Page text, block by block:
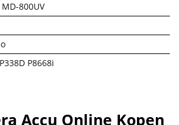
800UV
P8668i
Accu Online Kopen